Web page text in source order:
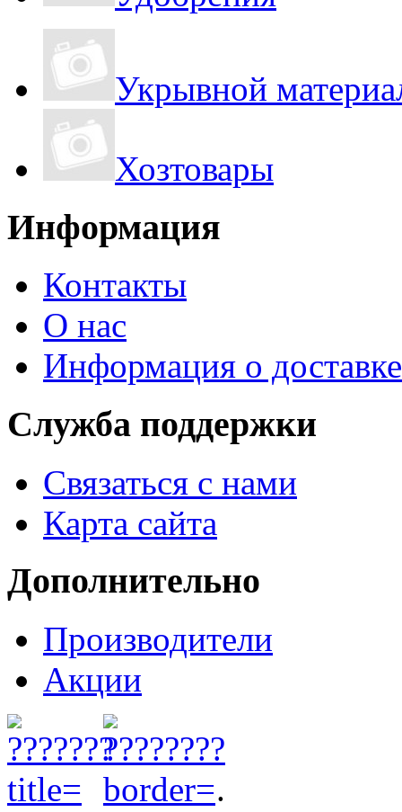
Укрывной
Хозтовары
Информация
Контакты
О нас
Информация о доставке
Служба поддержки
Связаться с нами
Карта сайта
Дополнительно
Производители
Акции
.